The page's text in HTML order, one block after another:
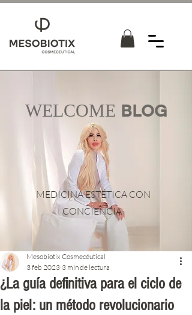
WELCOME BLOG
MEDICINA ESTÉTICA CON
CONCIENCIA
¿La guía definitiva para el ciclo de
la piel: un método revolucionario
Mesobiotix Cosmecéutical
3 feb 2023 3 min de lectura